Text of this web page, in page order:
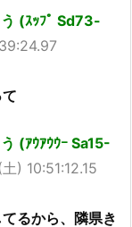
(ｽｯﾌﾟ Sd73-
(ｱｳｱｳｳｰ Sa15-
) 10:51:12.15
るから、隣県き